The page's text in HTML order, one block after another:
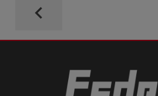
keyboard_arrow_left